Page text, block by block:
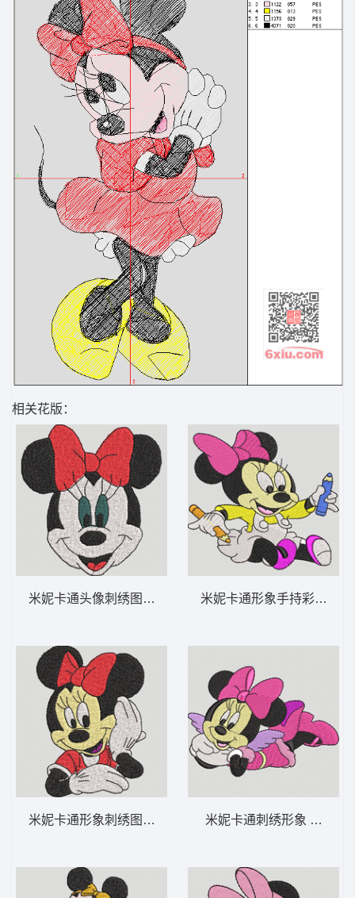
相关花版：
米妮卡通头像刺绣图案 米妮 38-DST格式
米妮卡通形象刺绣图案 米妮 37-DST格式
米妮卡通形象手持彩色铅
米妮卡通刺绣形象 米妮